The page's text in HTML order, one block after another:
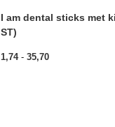
I am dental sticks met
ST)
1,74 - 35,70Prijsklasse: